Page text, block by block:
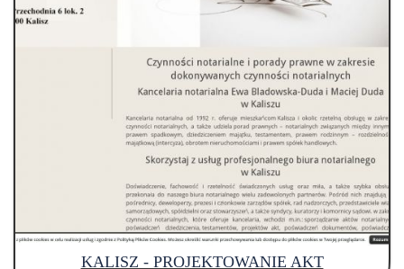
KALISZ - PROJEKTOWANIE AKT